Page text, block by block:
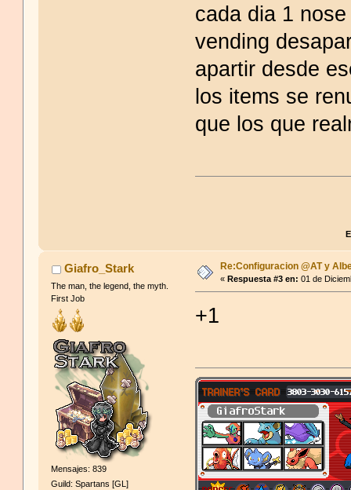
cada dia 1
vending
apartir desde
los items se
que los que
Giafro_Stark
The man, the legend, the myth.
First Job
Mensajes: 839
Guild: Spartans [GL]
Re:Configuracion @AT y
« Respuesta #3 en: 01 de
+1